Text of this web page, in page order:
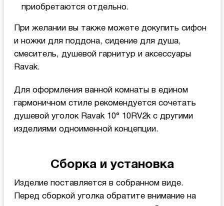
приобретаются отдельно.
При желании вы также можете докупить сифон
и ножки для поддона, сидение для душа,
смеситель, душевой гарнитур и аксессуары
Ravak.
Для оформления ванной комнаты в едином
гармоничном стиле рекомендуется сочетать
душевой уголок Ravak 10° 10RV2k с другими
изделиями одноименной концепции.
Сборка и установка
Изделие поставляется в собранном виде.
Перед сборкой уголка обратите внимание на